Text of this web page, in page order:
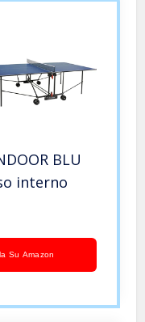
BLU
interno
Su Amazon